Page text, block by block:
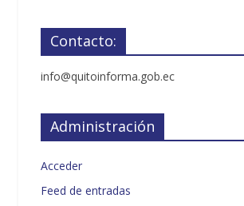
Contacto:
info@quitoinforma.gob.ec
Administración
Acceder
Feed de entradas